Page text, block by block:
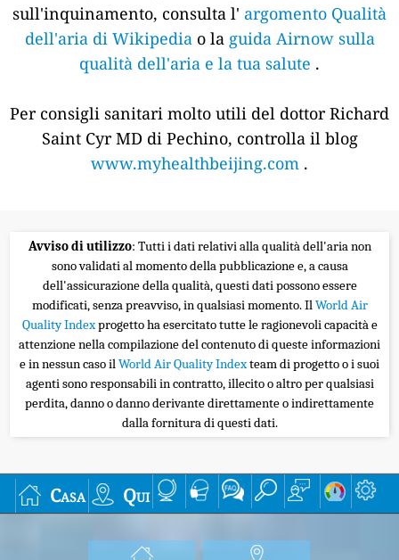
sull'inquinamento, consulta l' argomento Qualità
dell'aria di Wikipediao la guida Airnow sulla
qualità dell'aria e la tua salute .
Per consigli sanitari molto utili del dottor Richard
Saint Cyr MD di Pechino, controlla il blog
www.myhealthbeijing.com .
Avviso di utilizzo: Tutti i dati relativi alla qualità dell'aria non
sono validati al momento della pubblicazione e, a causa
dell'assicurazione della qualità, questi dati possono essere
modificati, senza preavviso, in qualsiasi momento. IlWorld Air
Quality Indexprogetto ha esercitato tutte le ragionevoli capacità e
attenzione nella compilazione del contenuto di queste informazioni
e in nessun caso ilWorld Air Quality Indexteam di progetto o i suoi
agenti sono responsabili in contratto, illecito o altro per qualsiasi
perdita, danno o danno derivante direttamente o indirettamente
dalla fornitura di questi dati.
Casa Qui